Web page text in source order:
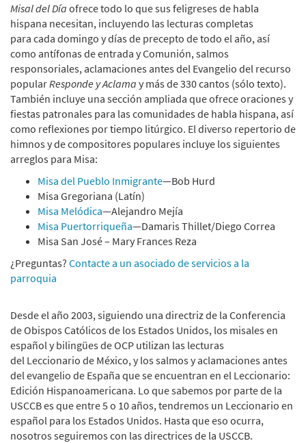
Misal del Día ofrece todo lo que sus feligreses de habla
hispana necesitan, incluyendo las lecturas completas
para cada domingo y días de precepto de todo el año, así
como antífonas de entrada y Comunión, salmos
responsoriales, aclamaciones antes del Evangelio del recurso
popularResponde y Aclama y más de 330 cantos (sólo texto).
También incluye una sección ampliada que ofrece oraciones y
fiestas patronales para las comunidades de habla hispana, así
como reflexiones por tiempo litúrgico. El diverso repertorio de
himnos y de compositores populares incluye los siguientes
arreglos para Misa:
Misa del Pueblo Inmigrante—Bob Hurd
Misa Gregoriana (Latín)
Misa Melódica—Alejandro Mejía
Misa Puertorriqueña—Damaris Thillet/Diego Correa
Misa San José – Mary Frances Reza
¿Preguntas? Contacte a un asociado de servicios a la
parroquia
Desde el año 2003, siguiendo una directriz de la Conferencia
de Obispos Católicos de los Estados Unidos, los misales en
español y bilingües de OCP utilizan las lecturas
del Leccionario de México, y los salmos y aclamaciones antes
del evangelio de España que se encuentran en el Leccionario:
Edición Hispanoamericana. Lo que sabemos por parte de la
USCCB es que entre 5 o 10 años, tendremos un Leccionario en
español para los Estados Unidos. Hasta que eso ocurra,
nosotros seguiremos con las directrices de la USCCB.